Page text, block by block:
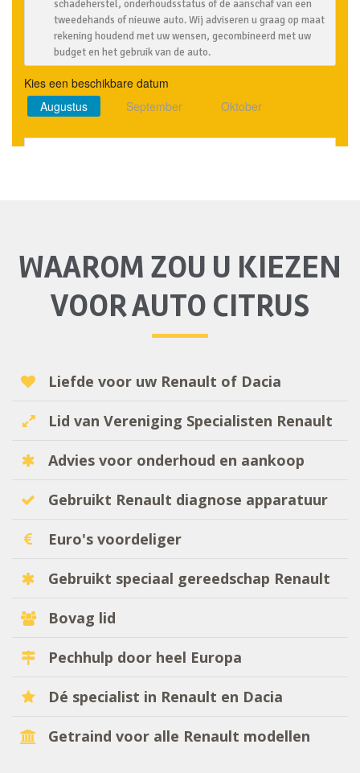
WAAROM ZOU U KIEZEN
VOOR AUTO CITRUS
Liefde voor uw Renault of Dacia
Lid van Vereniging Specialisten Renault
Advies voor onderhoud en aankoop
Gebruikt Renault diagnose apparatuur
Euro's voordeliger
Gebruikt speciaal gereedschap Renault
Bovag lid
Pechhulp door heel Europa
Dé specialist in Renault en Dacia
Getraind voor alle Renault modellen